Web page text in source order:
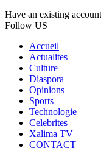
Have an existing
Follow US
Accueil
Actualites
Culture
Diaspora
Opinions
Sports
Technologie
Celebrites
Xalima TV
CONTACT